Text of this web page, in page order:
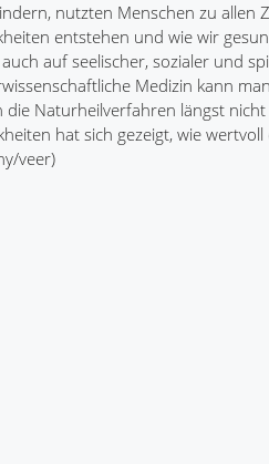
nutzten Menschen zu
entstehen und wie wir
auf seelischer, sozialer und
Medizin kann
die Naturheilverfahren längst
hat sich gezeigt, wie
veer)